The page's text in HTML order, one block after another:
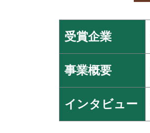
受賞企業
事業概要
インタビュー